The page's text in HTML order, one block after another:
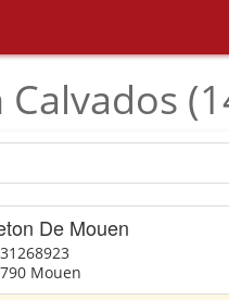
De Mouen
Mouen